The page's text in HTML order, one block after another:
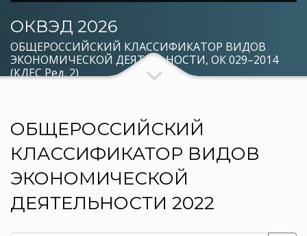
ОКВЭД 2026
ОБЩЕРОССИЙСКИЙ КЛАССИФИКАТОР ВИДОВ
ЭКОНОМИЧЕСКОЙ ДЕЯТЕЛЬНОСТИ, ОК 029–2014
(КДЕС Ред. 2)
ОБЩЕРОССИЙСКИЙ
КЛАССИФИКАТОР ВИДОВ
ЭКОНОМИЧЕСКОЙ
ДЕЯТЕЛЬНОСТИ 2022